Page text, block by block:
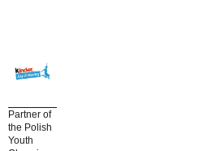
Partner of
the Polish
Youth